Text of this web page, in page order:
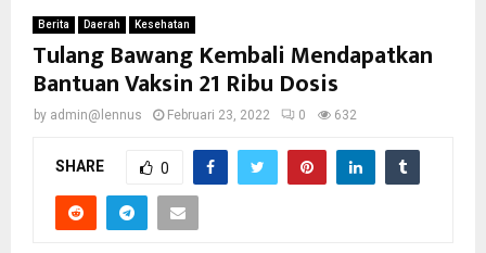
Berita Daerah Kesehatan
Tulang Bawang Kembali Mendapatkan
Bantuan Vaksin 21 Ribu Dosis
by admin@lennus Februari 23, 2022 0 632
SHARE 0